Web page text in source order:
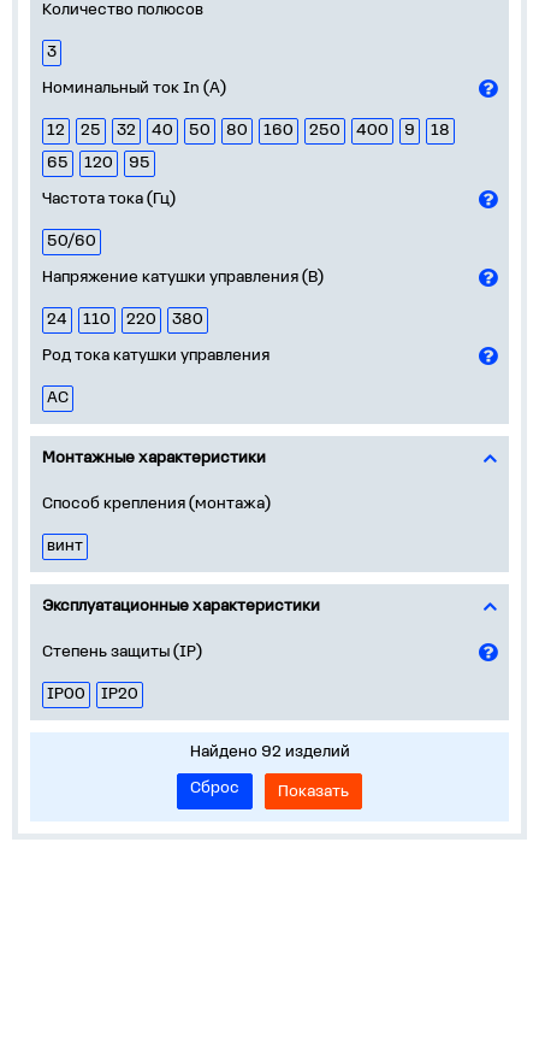
Количество полюсов
3
Номинальный ток In (А)
12 25 32 40 50 80 160 250 400 9
18
65
120
95
Частота тока (Гц)
50/60
Напряжение катушки управления (В)
24 110 220
380
Род тока катушки управления
AC
Монтажные характеристики
Способ крепления (монтажа)
винт
Эксплуатационные характеристики
Степень защиты (IP)
IP00 IP20
Найдено 92 изделий
Сброс
Показать